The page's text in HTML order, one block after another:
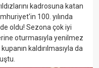
kadrosuna katan
100. yılında
oldu! Sezona çok iyi
oturmasıyla yenilmez
kaldırılmasıyla da